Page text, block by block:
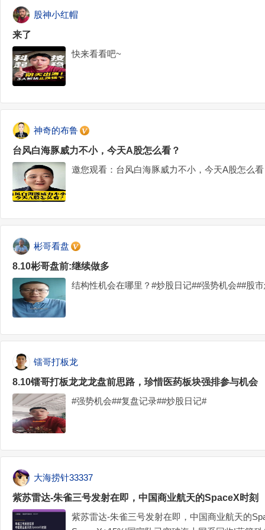
股神小红帽
来了
快来看看吧~
神奇的布鲁
台风白海豚威力不小，今天A股怎么看？
邀您观看：台风白海豚威力不小，今天A股怎么
彬哥看盘
8.10彬哥盘前:继续做多
结构性机会在哪里？#炒股日记##强势机会##股
镭哥打板龙
8.10镭哥打板龙龙龙盘前思路，珍惜医药板块强排参与机会
#强势机会##复盘记录##炒股日记#
大海捞针33337
紫苏雷达-朱雀三号发射在即，中国商业航天的SpaceX时刻
紫苏雷达-朱雀三号发射在即，中国商业航天的